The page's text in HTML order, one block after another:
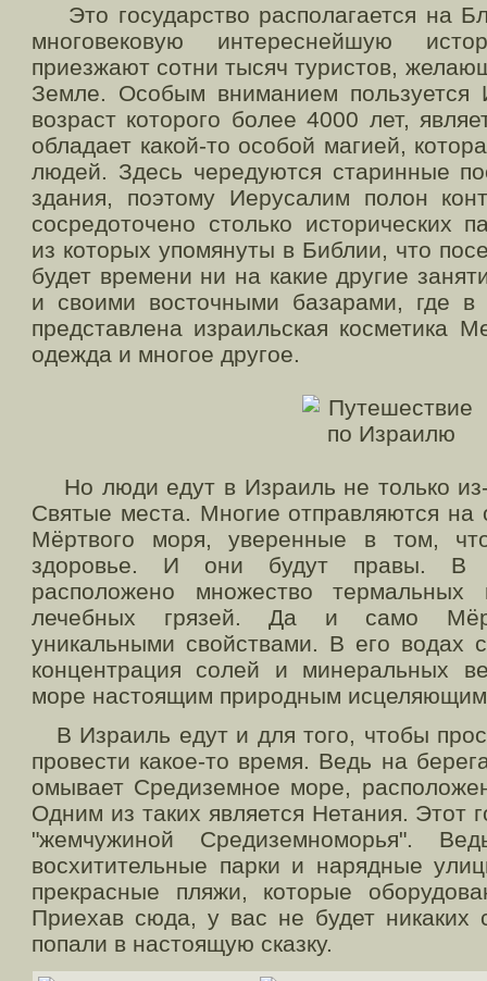
Это государство располагается на
многовековую интереснейшую
приезжают сотни тысяч туристов,
Земле. Особым вниманием пользуется
возраст которого более 4000 лет,
обладает какой-то особой магией,
людей. Здесь чередуются старинные
здания, поэтому Иерусалим полон
сосредоточено столько исторических
из которых упомянуты в Библии, что
будет времени ни на какие другие
и своими восточными базарами, где в
представлена израильская косметика
одежда и многое другое.
Но люди едут в Израиль не только из-
Святые места. Многие отправляются на
Мёртвого моря, уверенные в том,
здоровье. И они будут правы. В
расположено множество термальных
лечебных грязей. Да и само
уникальными свойствами. В его водах
концентрация солей и минеральных
море настоящим природным исцеляющим
В Израиль едут и для того, чтобы
провести какое-то время. Ведь на
омывает Средиземное море,
Одним из таких является Нетания. Этот
"жемчужиной Средиземноморья".
восхитительные парки и нарядные
прекрасные пляжи, которые
Приехав сюда, у вас не будет
попали в настоящую сказку.